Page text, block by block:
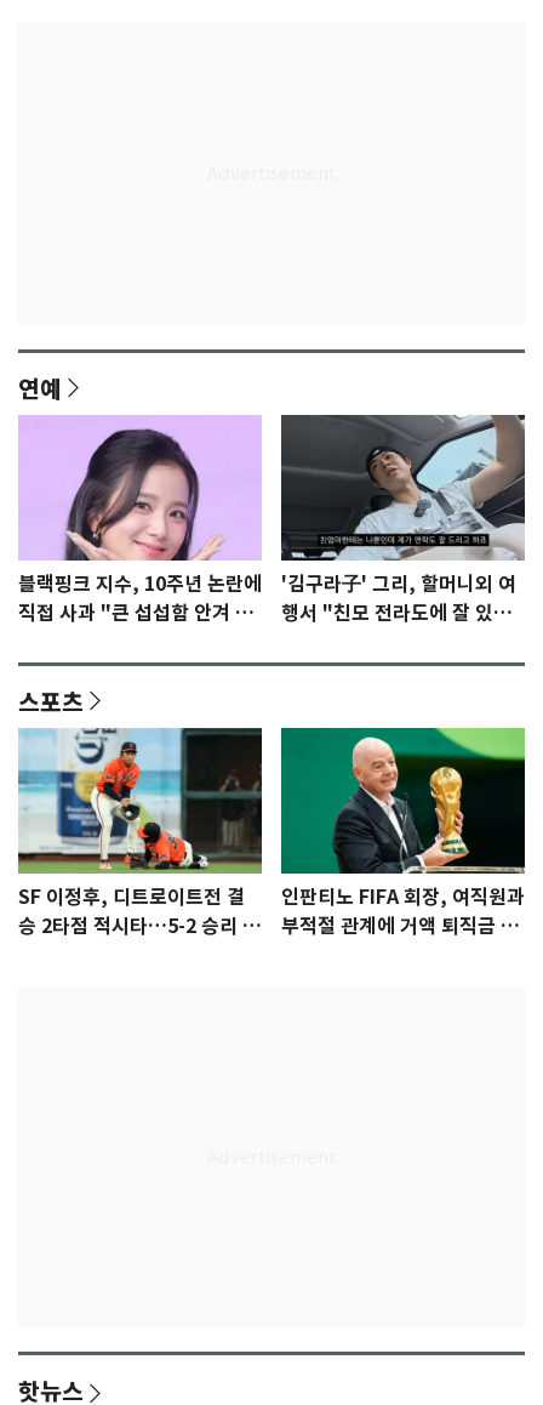
연예
블랙핑크 지수, 10주년 논란에
직접 사과 "큰 섭섭함 안겨 미
'김구라子' 그리, 할머니외 여
행서 "친모 전라도에 잘 있
스포츠
SF 이정후, 디트로이트전 결
승 2타점 적시타…5-2 승리 견
인판티노 FIFA 회장, 여직원과
부적절 관계에 거액 퇴직금 지
핫뉴스